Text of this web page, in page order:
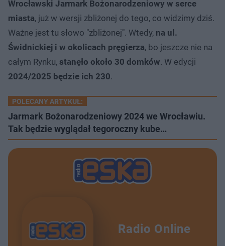
Wrocławski Jarmark Bożonarodzeniowy w serce
miasta, już w wersji zbliżonej do tego, co widzimy dziś.
Ważne jest tu słowo "zbliżonej". Wtedy, na ul.
Świdnickiej i w okolicach pręgierza, bo jeszcze nie na
całym Rynku, stanęło około 30 domków. W edycji
2024/2025 będzie ich 230.
POLECANY ARTYKUŁ:
Jarmark Bożonarodzeniowy 2024 we Wrocławiu.
Tak będzie wyglądał tegoroczny kube…
Radio Online